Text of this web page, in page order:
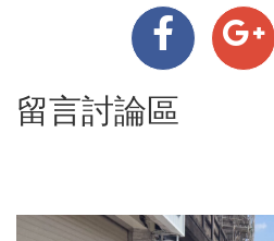
留言討論區